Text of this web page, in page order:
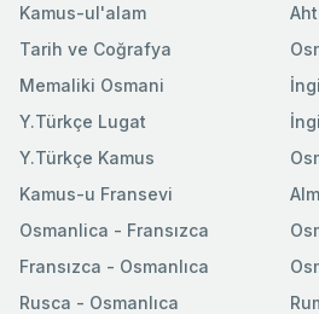
Kamus-ul'alam
Tarih ve Coğrafya
Memaliki Osmani
Y.Türkçe Lugat
Y.Türkçe Kamus
Kamus-u Fransevi
Osmanlica - Fransızca
Fransızca - Osmanlıca
Rusca - Osmanlıca